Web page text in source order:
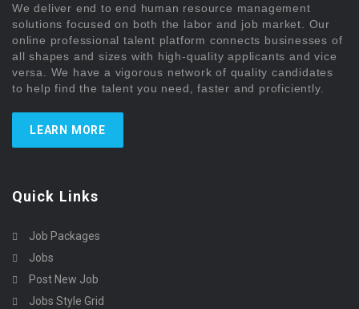
We deliver end to end human resource management
solutions focused on both the labor and job market. Our
online professional talent platform connects businesses of
all shapes and sizes with high-quality applicants and vice
versa. We have a vigorous network of quality candidates
to help find the talent you need, faster and proficiently.
LEARN MORE
Quick Links
Job Packages
Jobs
Post New Job
Jobs Style Grid